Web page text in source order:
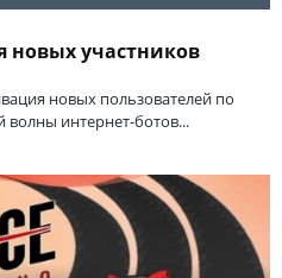
участников
новых пользователей по
интернет-ботов...